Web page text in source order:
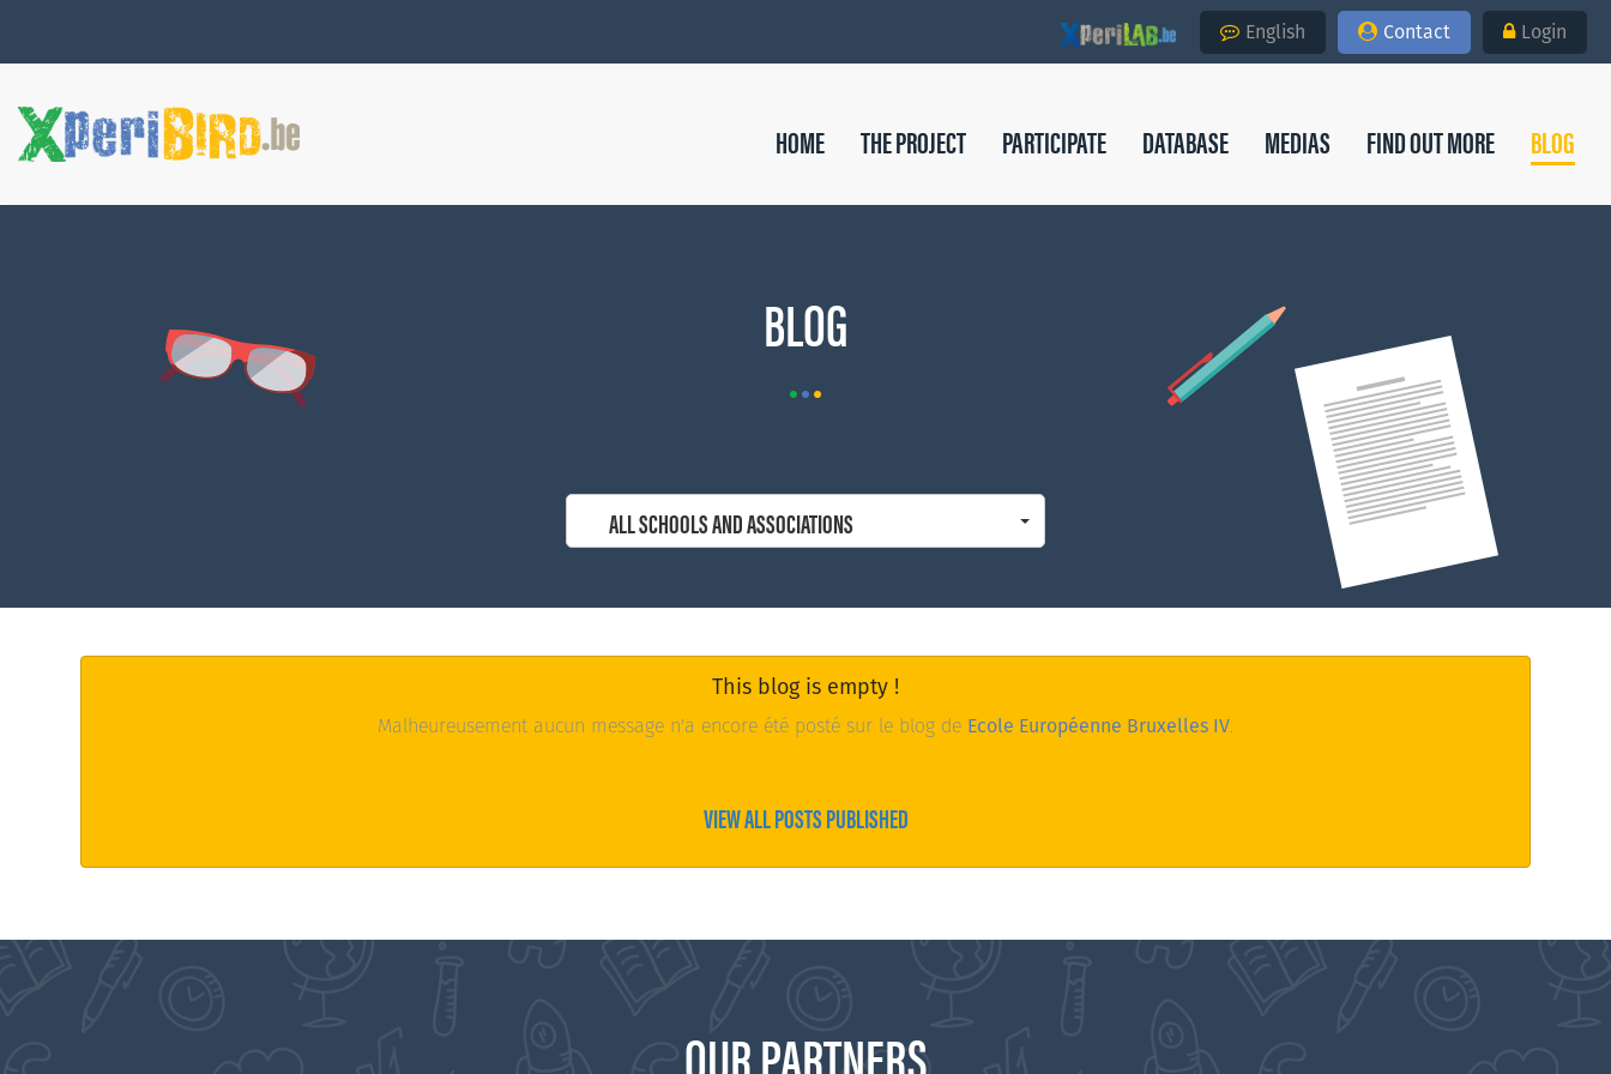
English Contact Login
HOME THE PROJECT PARTICIPATE DATABASE MEDIAS FIND OUT MORE BLOG
BLOG
ALL SCHOOLS AND ASSOCIATIONS
This blog is empty !
Malheureusement aucun message n'a encore été posté sur le blog de Ecole Européenne Bruxelles IV.
VIEW ALL POSTS PUBLISHED
OUR PARTNERS